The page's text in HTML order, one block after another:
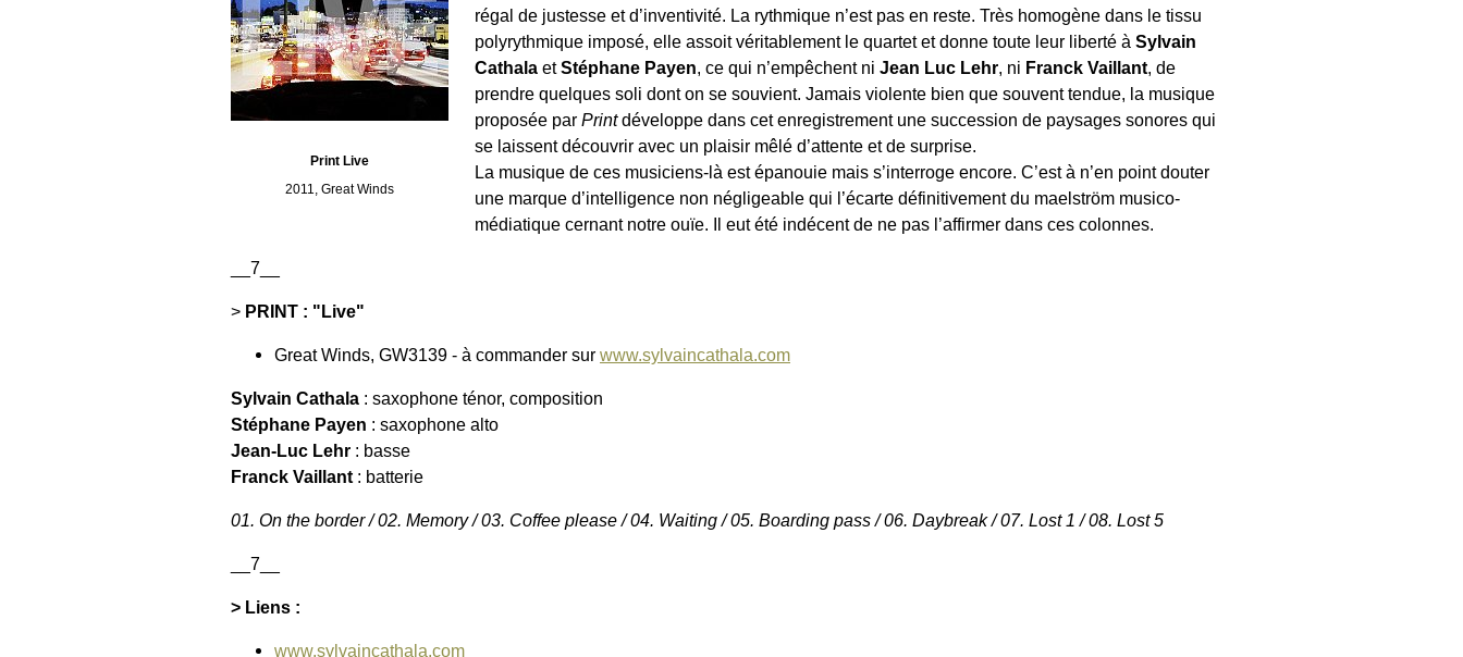
Print Live
2011, Great Winds
régal de justesse et d’inventivité. La rythmique n’est pas en reste. Très homogène dans le tissu
polyrythmique imposé, elle assoit véritablement le quartet et donne toute leur liberté àSylvain
Cathala etStéphane Payen, ce qui n’empêchent niJean Luc Lehr, ni Franck Vaillant, de
prendre quelques soli dont on se souvient. Jamais violente bien que souvent tendue, la musique
proposée parPrintdéveloppe dans cet enregistrement une succession de paysages sonores qui
se laissent découvrir avec un plaisir mêlé d’attente et de surprise.
La musique de ces musiciens-là est épanouie mais s’interroge encore. C’est à n’en point douter
une marque d’intelligence non négligeable qui l’écarte définitivement du maelström musico-
médiatique cernant notre ouïe. Il eut été indécent de ne pas l’affirmer dans ces colonnes.
__7__
> PRINT : "Live"
Great Winds, GW3139 - à commander sur www.sylvaincathala.com
Sylvain Cathala : saxophone ténor, composition
Stéphane Payen : saxophone alto
Jean-Luc Lehr : basse
Franck Vaillant : batterie
01. On the border / 02. Memory / 03. Coffee please / 04. Waiting / 05. Boarding pass / 06. Daybreak / 07. Lost 1 / 08. Lost 5
__7__
> Liens :
www.sylvaincathala.com